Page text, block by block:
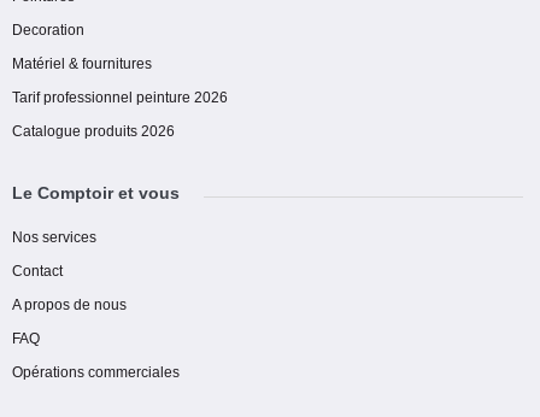
Decoration
Matériel & fournitures
Tarif professionnel peinture 2026
Catalogue produits 2026
Le Comptoir et vous
Nos services
Contact
A propos de nous
FAQ
Opérations commerciales